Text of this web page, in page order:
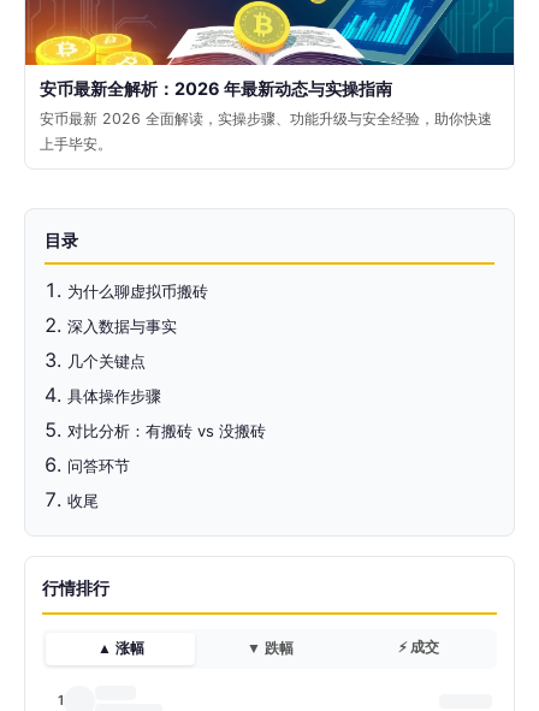
安币最新全解析：2026 年最新动态与实操指南
安币最新 2026 全面解读，实操步骤、功能升级与安全经验，助你快速
上手毕安。
目录
为什么聊虚拟币搬砖
深入数据与事实
几个关键点
具体操作步骤
对比分析：有搬砖 vs 没搬砖
问答环节
收尾
行情排行
▲ 涨幅 ▼ 跌幅 ⚡ 成交
1